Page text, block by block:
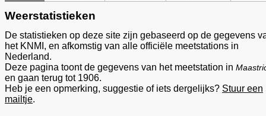
Weerstatistieken
De statistieken op deze site zijn gebaseerd op de gegevens
het KNMI, en afkomstig van alle officiële meetstations in
Nederland.
Deze pagina toont de gegevens van het meetstation in
en gaan terug tot 1906.
Heb je een opmerking, suggestie of iets dergelijks? Stuur een
mailtje.